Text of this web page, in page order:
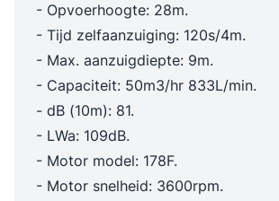
- Opvoerhoogte: 28m.
- Tijd zelfaanzuiging: 120s/4m.
- Max. aanzuigdiepte: 9m.
- Capaciteit: 50m3/hr 833L/min.
- dB (10m): 81.
- LWa: 109dB.
- Motor model: 178F.
- Motor snelheid: 3600rpm.